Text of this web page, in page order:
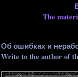
The
Об ошибках и
Write to the author of